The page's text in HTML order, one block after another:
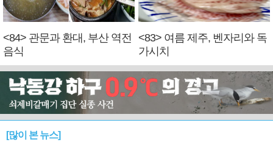
<84> 관문과 환대, 부산 역전
음식
<83> 여름 제주, 벤자리와 독
가시치
[많이 본 뉴스]